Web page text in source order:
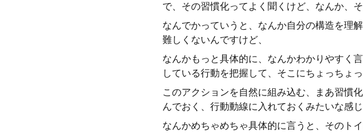
で、その習慣化ってよく聞くけど、なんか、そ
なんでかっていうと、なんか自分の構造を理
難しくないんですけど、
なんかもっと具体的に、なんかわかりやすく
している行動を把握して、そこにちょっちょ
このアクションを自然に組み込む、まあ習慣
んでおく、行動動線に入れておくみたいな感じ
なんかめちゃめちゃ具体的に言うと、そのト